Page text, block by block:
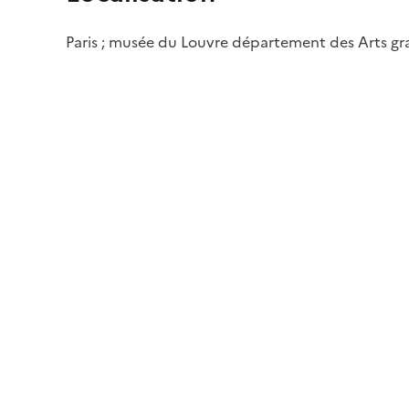
Paris ; musée du Louvre département des Arts